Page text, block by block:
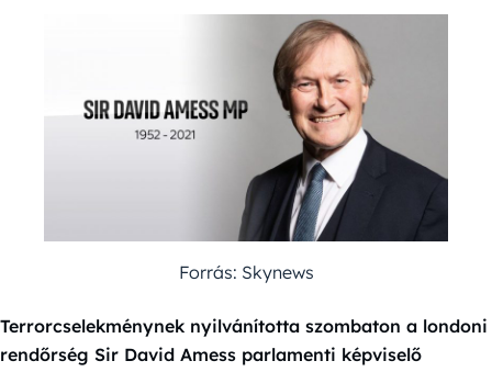
Forrás: Skynews
Terrorcselekménynek nyilvánította szombaton a londoni
rendőrség Sir David Amess parlamenti képviselő